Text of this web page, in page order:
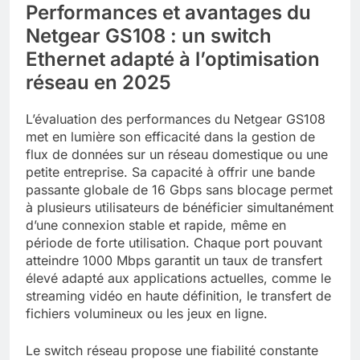
Performances et avantages du
Netgear GS108 : un switch
Ethernet adapté à l’optimisation
réseau en 2025
L’évaluation des performances du Netgear GS108
met en lumière son efficacité dans la gestion de
flux de données sur un réseau domestique ou une
petite entreprise. Sa capacité à offrir une bande
passante globale de 16 Gbps sans blocage permet
à plusieurs utilisateurs de bénéficier simultanément
d’une connexion stable et rapide, même en
période de forte utilisation. Chaque port pouvant
atteindre 1000 Mbps garantit un taux de transfert
élevé adapté aux applications actuelles, comme le
streaming vidéo en haute définition, le transfert de
fichiers volumineux ou les jeux en ligne.
Le switch réseau propose une fiabilité constante